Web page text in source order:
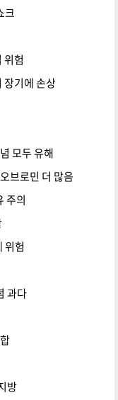
크
위험
장기에 손상
모두 유해
브로민 더 많음
주의
위험
과다
방